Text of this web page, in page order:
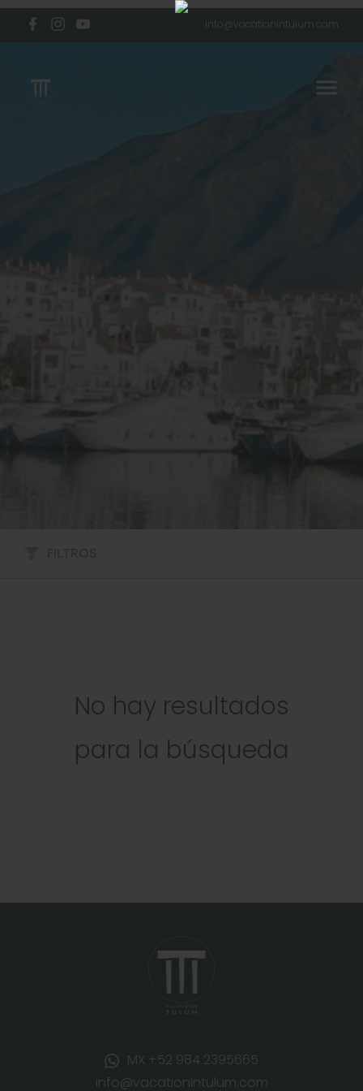
info@vacationintulum.com
No hay resultados
para la búsqueda
MX +52 984 2395665
info@vacationintulum.com